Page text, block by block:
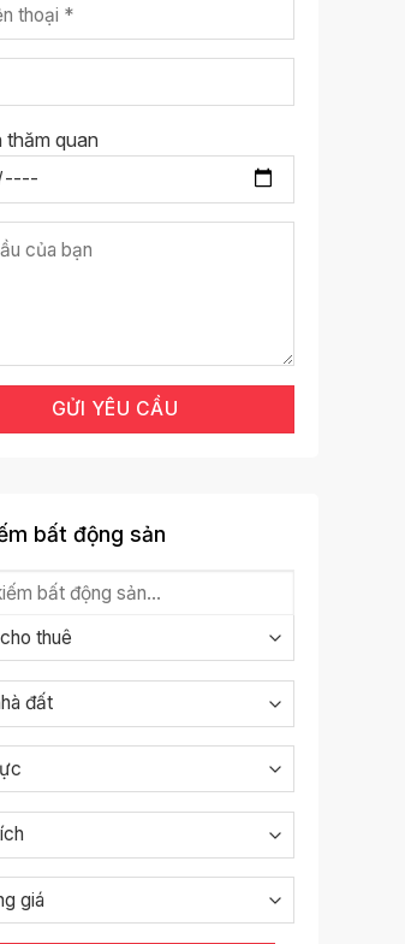
thăm quan
bất động sản